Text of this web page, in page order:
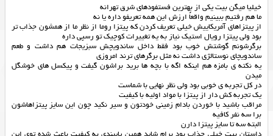
خیلیا میگن بیت یکی از بهترین فستفودهای شرق تهرانه
ما هم رفتیم ببینیم واقعاً ارزش این همه تعریفو داره یا نه
از پیتزاهای آمریکاییش خیلی تعریف کردن که پیتزا روما از نظر ما از همشون جذاب تر
بود ولی پیتزا رویال استیک نیاز به یه تغییرات کوچیک تو رسپی داره
برگرشونم گوشتش خوب بود فقط داخل ساندویچش سبزیجات هم داشت و طعم
ساندویچای نوستالژی داشت نه مثل برگرهای ترند امروزی
یه نکته ی بامزه هم اینکه اگه با بچه ها برید براشون گیفت و پیکسل های خوشگل
میدن
‏در کل تجربه ی خوبی بود ولی نظر نهایی با شماست
یک تجربه کش دار از پیتزا با مواد اولیه با کیفیت
مراقب باشید با خوردن بادام زمینی خودتون و سیر نکید چون این سایز پیتزاهاشون
برا سه نفر کافیه
البته سه تا سایز پیتزا دارن